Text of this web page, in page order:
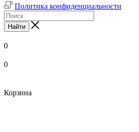
Политика конфиденциальности
Найти
0
0
Корзина